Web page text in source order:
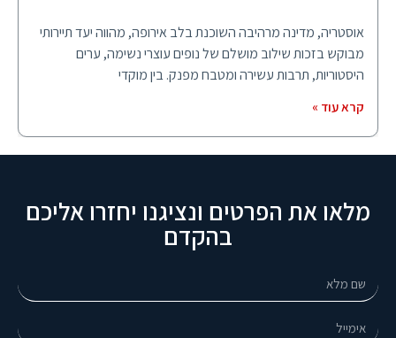
אוסטריה, מדינה מרהיבה השוכנת בלב אירופה, מהווה יעד תיירותי
מבוקש בזכות שילוב מושלם של נופים עוצרי נשימה, ערים
היסטוריות, תרבות עשירה ומטבח מפנק. בין מוקדי
קרא עוד »
מלאו את הפרטים ונציגנו יחזרו אליכם
בהקדם